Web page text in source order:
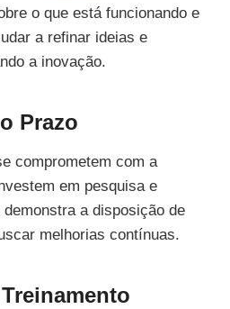
o que está funcionando e
a refinar ideias e
a inovação.
Prazo
comprometem com a
em pesquisa e
a disposição de
melhorias contínuas.